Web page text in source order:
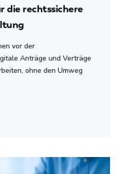
die rechtssichere
vor der
Anträge und Verträge
ohne den Umweg